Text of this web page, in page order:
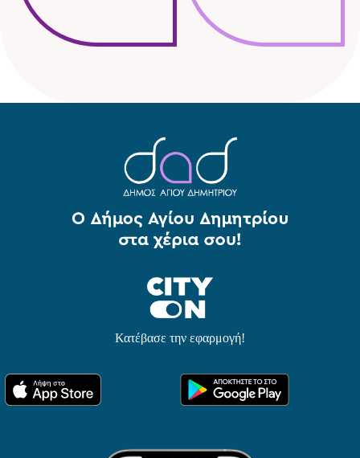
Κατέβασε την εφαρμογή!